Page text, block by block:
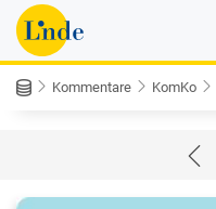
Kommentare KomKo